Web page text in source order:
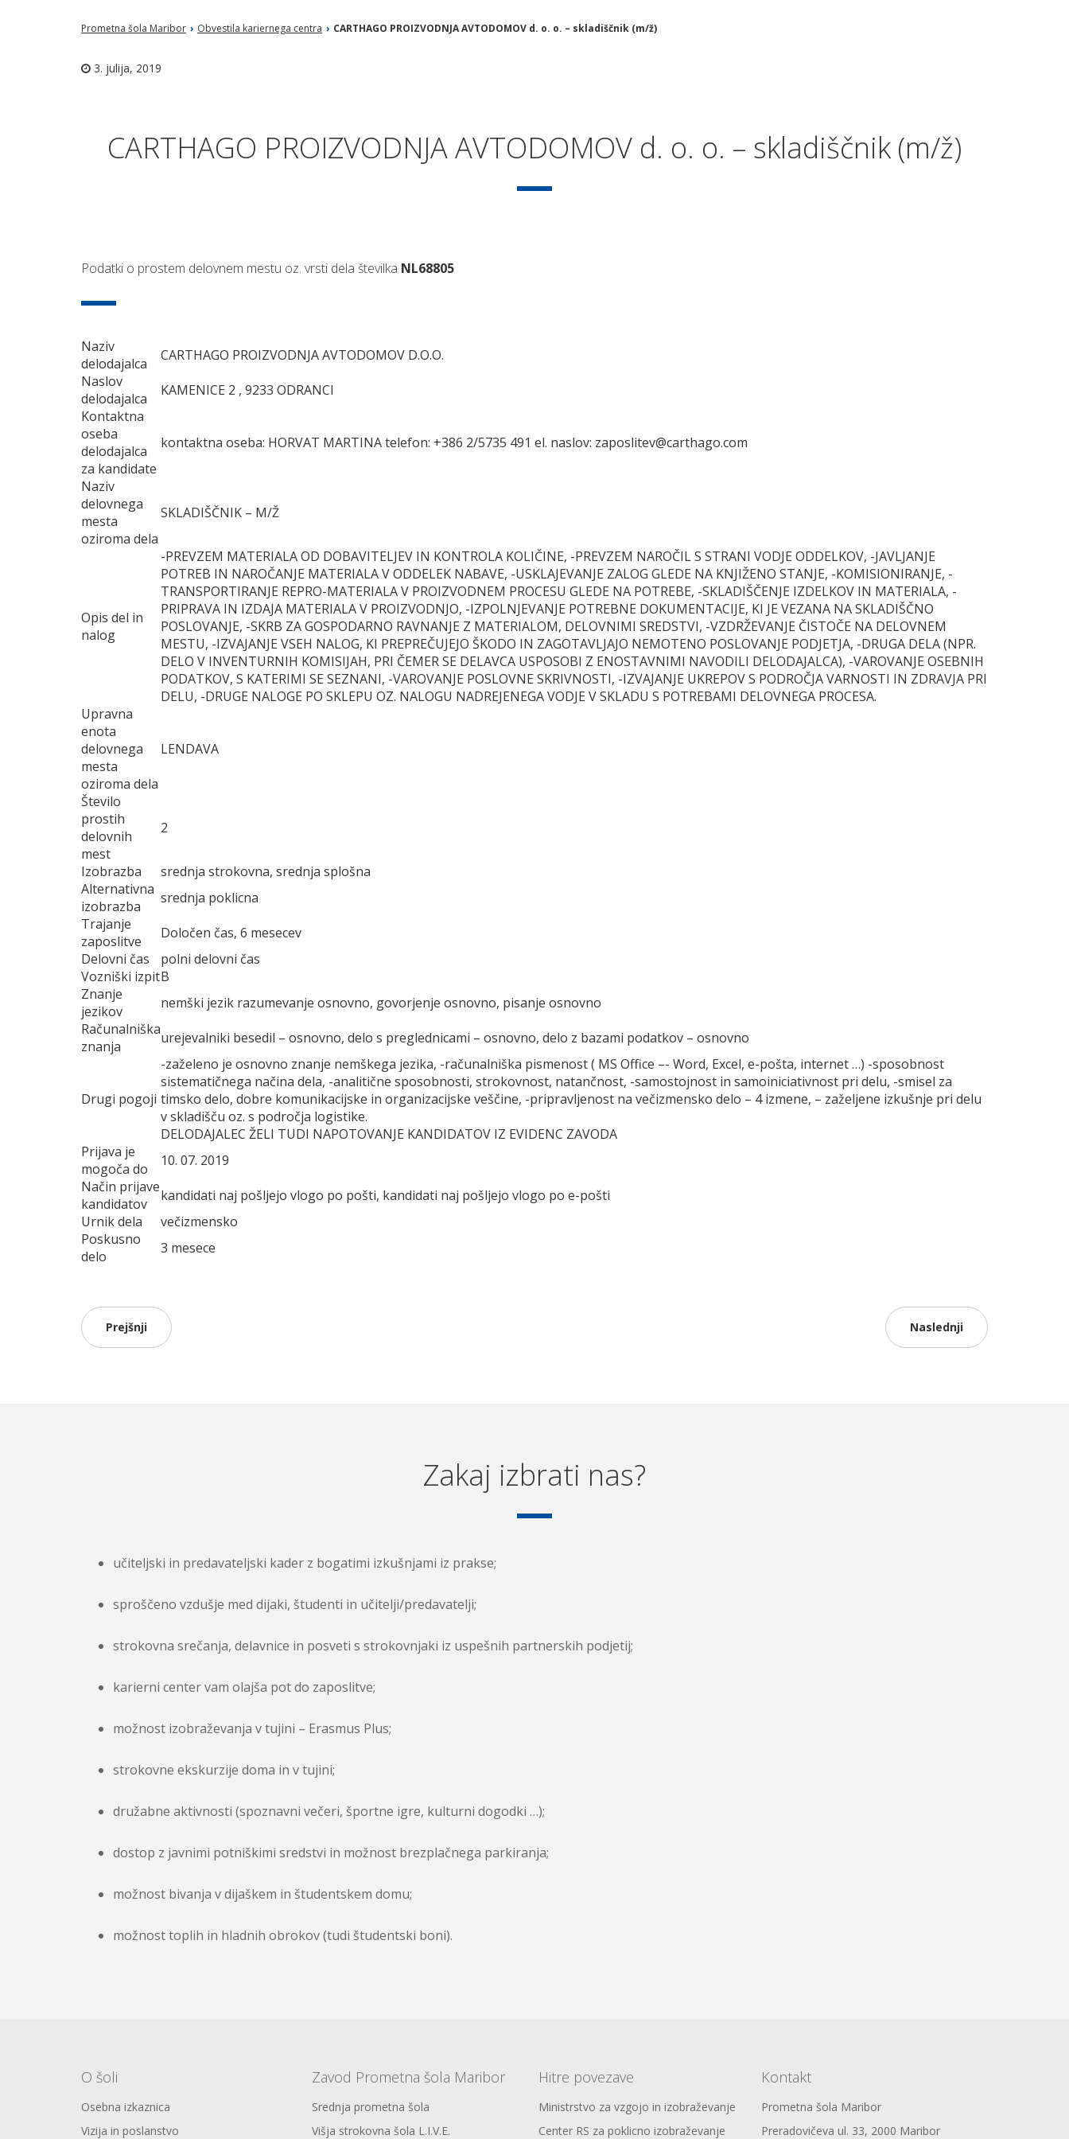
Prometna šola Maribor › Obvestila kariernega centra › CARTHAGO PROIZVODNJA AVTODOMOV d. o. o. – skladiščnik (m/ž)
3. julija, 2019
CARTHAGO PROIZVODNJA AVTODOMOV d. o. o. – skladiščnik (m/ž)
Podatki o prostem delovnem mestu oz. vrsti dela številka NL68805
Naziv
delodajalca
CARTHAGO PROIZVODNJA AVTODOMOV D.O.O.
Naslov
delodajalca
KAMENICE 2 , 9233 ODRANCI
Kontaktna
oseba
delodajalca
za kandidate
kontaktna oseba: HORVAT MARTINA telefon: +386 2/5735 491 el. naslov: zaposlitev@carthago.com
Naziv
delovnega
mesta
oziroma dela
SKLADIŠČNIK – M/Ž
Opis del in
nalog
-PREVZEM MATERIALA OD DOBAVITELJEV IN KONTROLA KOLIČINE, -PREVZEM NAROČIL S STRANI VODJE ODDELKOV, -JAVLJANJE
POTREB IN NAROČANJE MATERIALA V ODDELEK NABAVE, -USKLAJEVANJE ZALOG GLEDE NA KNJIŽENO STANJE, -KOMISIONIRANJE, -
TRANSPORTIRANJE REPRO-MATERIALA V PROIZVODNEM PROCESU GLEDE NA POTREBE, -SKLADIŠČENJE IZDELKOV IN MATERIALA, -
PRIPRAVA IN IZDAJA MATERIALA V PROIZVODNJO, -IZPOLNJEVANJE POTREBNE DOKUMENTACIJE, KI JE VEZANA NA SKLADIŠČNO
POSLOVANJE, -SKRB ZA GOSPODARNO RAVNANJE Z MATERIALOM, DELOVNIMI SREDSTVI, -VZDRŽEVANJE ČISTOČE NA DELOVNEM
MESTU, -IZVAJANJE VSEH NALOG, KI PREPREČUJEJO ŠKODO IN ZAGOTAVLJAJO NEMOTENO POSLOVANJE PODJETJA, -DRUGA DELA (NPR.
DELO V INVENTURNIH KOMISIJAH, PRI ČEMER SE DELAVCA USPOSOBI Z ENOSTAVNIMI NAVODILI DELODAJALCA), -VAROVANJE OSEBNIH
PODATKOV, S KATERIMI SE SEZNANI, -VAROVANJE POSLOVNE SKRIVNOSTI, -IZVAJANJE UKREPOV S PODROČJA VARNOSTI IN ZDRAVJA PRI
DELU, -DRUGE NALOGE PO SKLEPU OZ. NALOGU NADREJENEGA VODJE V SKLADU S POTREBAMI DELOVNEGA PROCESA.
Upravna
enota
delovnega
mesta
oziroma dela
LENDAVA
Število
prostih
delovnih
mest
2
Izobrazba
srednja strokovna, srednja splošna
Alternativna
izobrazba
srednja poklicna
Trajanje
zaposlitve
Določen čas, 6 mesecev
Delovni čas
polni delovni čas
Vozniški izpitB
Znanje
jezikov
nemški jezik razumevanje osnovno, govorjenje osnovno, pisanje osnovno
Računalniška
znanja
urejevalniki besedil – osnovno, delo s preglednicami – osnovno, delo z bazami podatkov – osnovno
Drugi pogoji
-zaželeno je osnovno znanje nemškega jezika, -računalniška pismenost ( MS Office –- Word, Excel, e-pošta, internet …) -sposobnost
sistematičnega načina dela, -analitične sposobnosti, strokovnost, natančnost, -samostojnost in samoiniciativnost pri delu, -smisel za
timsko delo, dobre komunikacijske in organizacijske veščine, -pripravljenost na večizmensko delo – 4 izmene, – zaželjene izkušnje pri delu
v skladišču oz. s področja logistike.
DELODAJALEC ŽELI TUDI NAPOTOVANJE KANDIDATOV IZ EVIDENC ZAVODA
Prijava je
mogoča do
10. 07. 2019
Način prijave
kandidatov
kandidati naj pošljejo vlogo po pošti, kandidati naj pošljejo vlogo po e-pošti
Urnik dela
večizmensko
Poskusno
delo
3 mesece
Prejšnji Naslednji
Zakaj izbrati nas?
učiteljski in predavateljski kader z bogatimi izkušnjami iz prakse;
sproščeno vzdušje med dijaki, študenti in učitelji/predavatelji;
strokovna srečanja, delavnice in posveti s strokovnjaki iz uspešnih partnerskih podjetij;
karierni center vam olajša pot do zaposlitve;
možnost izobraževanja v tujini – Erasmus Plus;
strokovne ekskurzije doma in v tujini;
družabne aktivnosti (spoznavni večeri, športne igre, kulturni dogodki …);
dostop z javnimi potniškimi sredstvi in možnost brezplačnega parkiranja;
možnost bivanja v dijaškem in študentskem domu;
možnost toplih in hladnih obrokov (tudi študentski boni).
O šoli
Osebna izkaznica
Vizija in poslanstvo
Zavod Prometna šola Maribor
Srednja prometna šola
Višja strokovna šola L.I.V.E.
Hitre povezave
Ministrstvo za vzgojo in izobraževanje
Center RS za poklicno izobraževanje
Kontakt
Prometna šola Maribor
Preradovičeva ul. 33, 2000 Maribor